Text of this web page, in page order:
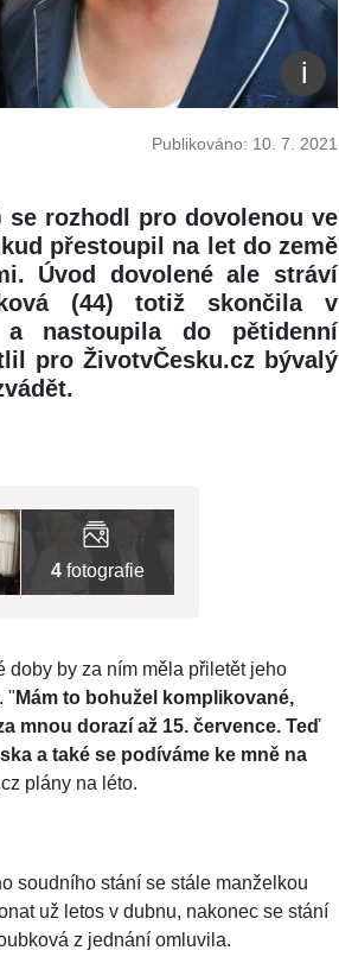
Publikováno: 10. 7. 2021
se rozhodl pro dovolenou ve
přestoupil na let do země
Úvod dovolené ale stráví
(44) totiž skončila v
nastoupila do pětidenní
pro ŽivotvČesku.cz bývalý
4 fotografie
doby by za ním měla přiletět jeho
" Mám to bohužel komplikované,
mnou dorazí až 15. července. Teď
a také se podíváme ke mně na
plány na léto.
soudního stání se stále manželkou
už letos v dubnu, nakonec se stání
z jednání omluvila.